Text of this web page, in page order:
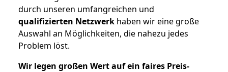
durch unseren umfangreichen und
qualifizierten Netzwerk haben wir eine große
Auswahl an Möglichkeiten, die nahezu jedes
Problem löst.
Wir legen großen Wert auf ein faires Preis-